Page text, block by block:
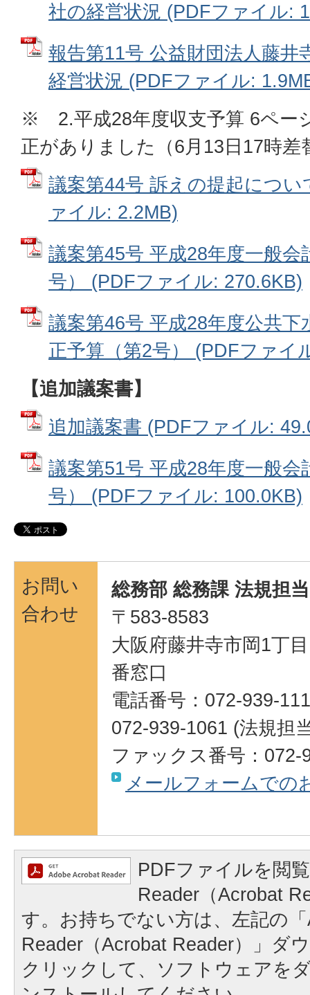
社の経営状況 (PDFファイル:
報告第11号 公益財団法人藤井
経営状況 (PDFファイル:
※ 2.平成28年度収支予算 6ペー
正がありました（6月13日17時差
議案第44号 訴えの提起につ
ァイル: 2.2MB)
議案第45号 平成28年度一般会
号） (PDFファイル: 270.6KB)
議案第46号 平成28年度公共下
正予算（第2号） (PDFファイ
【追加議案書】
追加議案書 (PDFファイル:
議案第51号 平成28年度一般会
号） (PDFファイル: 100.0KB)
お問い
合わせ
総務部 総務課 法規担当
〒583-8583
大阪府藤井寺市岡1丁
番窓口
電話番号：072-939-
072-939-1061 (法規担
ファックス番号：072-
メールフォームでの
PDFファイルを閲
Reader（Acrobat
す。お持ちでない方は、左記の
Reader（Acrobat Reader）」ダ
クリックして、ソフトウェアを